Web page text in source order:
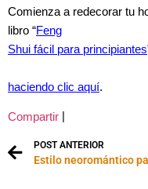
Comienza a redecorar tu
libro “Feng
Shui fácil para principiantes
haciendo clic aquí.
Compartir
POST ANTERIOR